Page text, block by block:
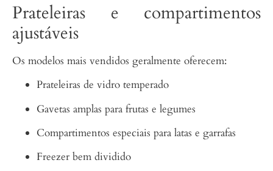
Prateleiras e compartimentos
ajustáveis
Os modelos mais vendidos geralmente oferecem:
Prateleiras de vidro temperado
Gavetas amplas para frutas e legumes
Compartimentos especiais para latas e garrafas
Freezer bem dividido